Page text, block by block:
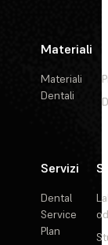
Materiali
Materiali
Dentali
Servizi
Dental
Service
Plan